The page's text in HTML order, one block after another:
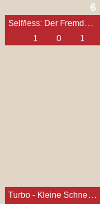
6
1 0 1